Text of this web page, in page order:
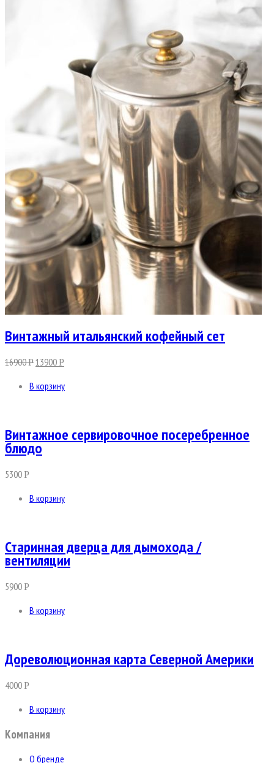
Винтажный итальянский кофейный сет
16900Р13900Р
В корзину
Винтажное сервировочное посеребренное
блюдо
5300Р
В корзину
Старинная дверца для дымохода /
вентиляции
5900Р
В корзину
Дореволюционная карта Северной Америки
4000Р
В корзину
Компания
О бренде